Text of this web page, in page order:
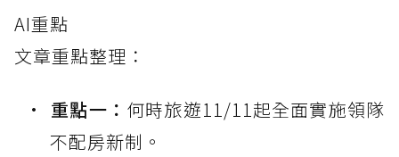
AI重點
文章重點整理：
重點一： 何時旅遊11/11起全面實施領隊
不配房新制。